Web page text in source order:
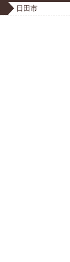
日田市